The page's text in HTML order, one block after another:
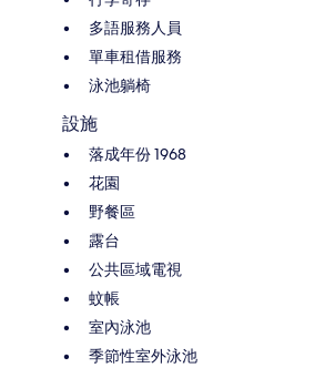
多語服務人員
單車租借服務
泳池躺椅
設施
落成年份 1968
花園
野餐區
露台
公共區域電視
蚊帳
室內泳池
季節性室外泳池